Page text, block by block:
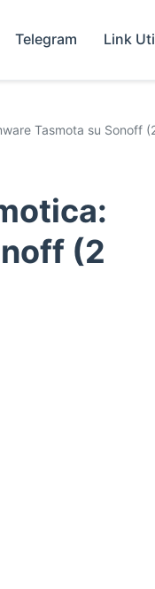
Telegram Link
Tasmota su Sonoff
(2